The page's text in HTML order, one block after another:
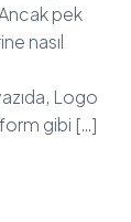
pek
nasıl
Logo
gibi […]